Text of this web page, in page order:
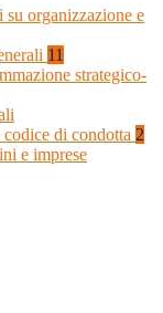
organizzazione e
11
strategico-
di condotta 2
e imprese